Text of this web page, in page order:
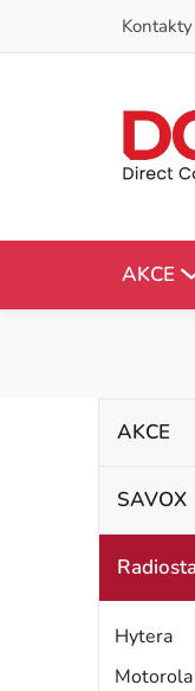
Kontakty
AKCE
P
r
a
kategorie
g
r
AKCE
SAVOX
Hytera
Motorola